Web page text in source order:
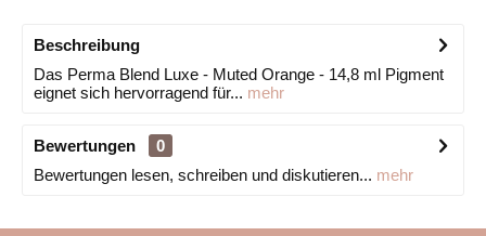
Beschreibung
Das Perma Blend Luxe - Muted Orange - 14,8 ml Pigment
eignet sich hervorragend für... mehr
Bewertungen
0
Bewertungen lesen, schreiben und diskutieren... mehr